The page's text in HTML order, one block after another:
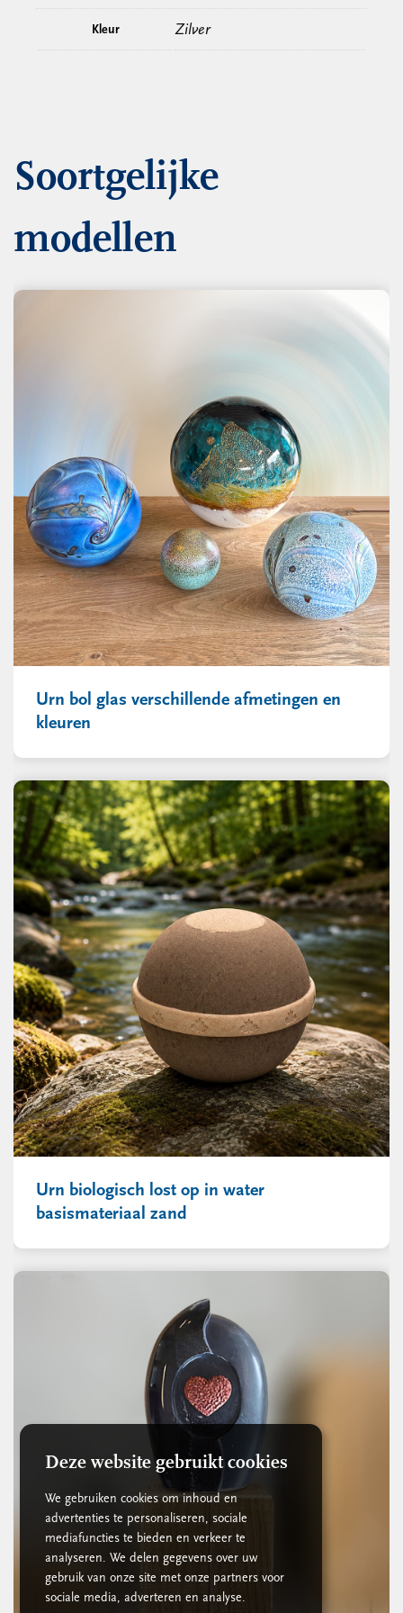
Kleur Zilver
Soortgelijke
modellen
Urn bol glas verschillende afmetingen en
kleuren
Urn biologisch lost op in water
basismateriaal zand
Deze website gebruikt cookies
We gebruiken cookies om inhoud en
advertenties te personaliseren, sociale
mediafuncties te bieden en verkeer te
analyseren. We delen gegevens over uw
gebruik van onze site met onze partners voor
sociale media, adverteren en analyse.